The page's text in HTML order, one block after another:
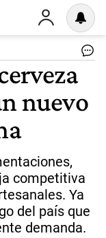
nuevo
competitiva
Ya
del país que
demanda.